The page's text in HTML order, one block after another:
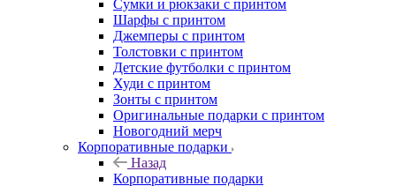
Сумки и рюкзаки с принтом
Шарфы с принтом
Джемперы с принтом
Толстовки с принтом
Детские футболки с принтом
Худи с принтом
Зонты с принтом
Оригинальные подарки с принтом
Новогодний мерч
Корпоративные подарки
Назад
Корпоративные подарки